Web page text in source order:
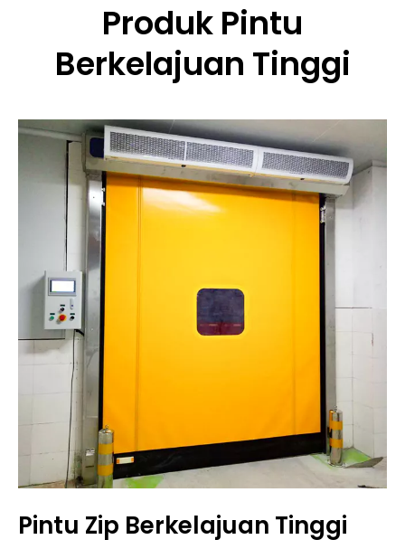
Produk Pintu
Berkelajuan Tinggi
Pintu Zip Berkelajuan Tinggi